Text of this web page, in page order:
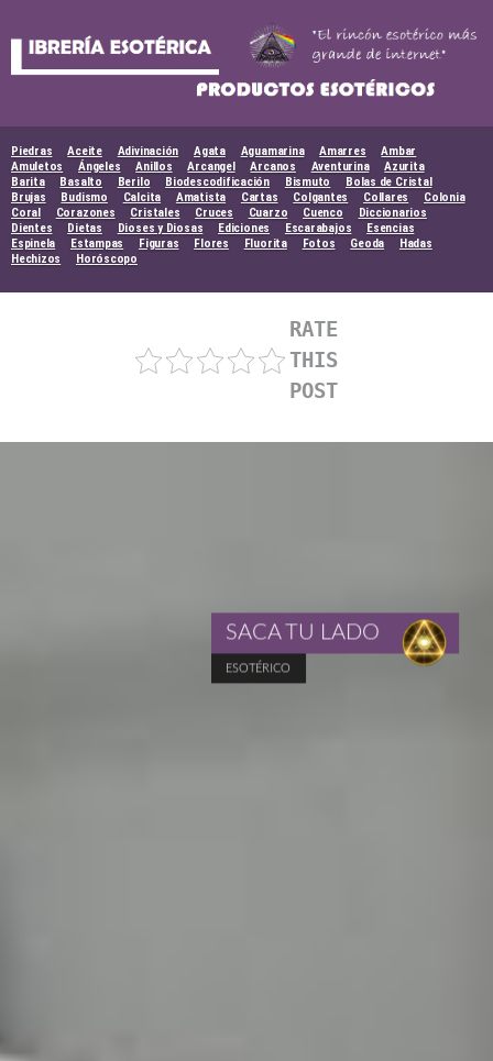
Piedras Aceite Adivinación Agata Aguamarina Amarres
Ambar
Amuletos
Ángeles Anillos Arcangel Arcanos Aventurina
Azurita
Barita
Basalto Berilo Biodescodificación Bismuto
Bolas de Cristal
Brujas
Budismo Calcita Amatista Cartas Colgantes Collares
Colonia
Coral
Corazones Cristales Cruces Cuarzo Cuenco
Diccionarios
Dientes
Dietas Dioses y Diosas Ediciones Escarabajos
Esencias
Espinela
Estampas Figuras Flores Fluorita Fotos Geoda
Hadas
Hechizos
Horóscopo
RATE
THIS
POST
ESOTÉRICO
SACA TU LADO